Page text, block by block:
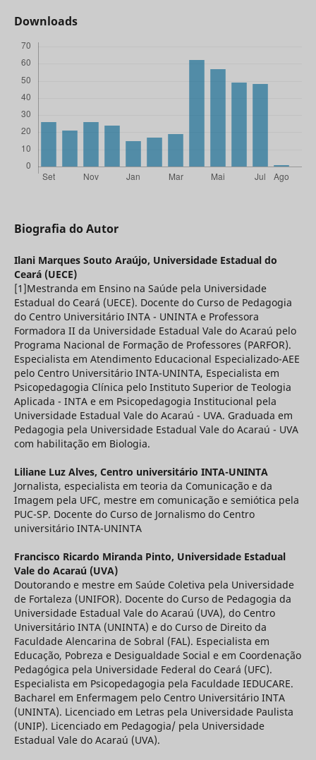
Downloads
Biografia do Autor
Ilani Marques Souto Araújo, Universidade Estadual do
Ceará (UECE)
[1]Mestranda em Ensino na Saúde pela Universidade
Estadual do Ceará (UECE). Docente do Curso de Pedagogia
do Centro Universitário INTA - UNINTA e Professora
Formadora II da Universidade Estadual Vale do Acaraú pelo
Programa Nacional de Formação de Professores (PARFOR).
Especialista em Atendimento Educacional Especializado-AEE
pelo Centro Universitário INTA-UNINTA, Especialista em
Psicopedagogia Clínica pelo Instituto Superior de Teologia
Aplicada - INTA e em Psicopedagogia Institucional pela
Universidade Estadual Vale do Acaraú - UVA. Graduada em
Pedagogia pela Universidade Estadual Vale do Acaraú - UVA
com habilitação em Biologia.
Liliane Luz Alves, Centro universitário INTA-UNINTA
Jornalista, especialista em teoria da Comunicação e da
Imagem pela UFC, mestre em comunicação e semiótica pela
PUC-SP. Docente do Curso de Jornalismo do Centro
universitário INTA-UNINTA
Francisco Ricardo Miranda Pinto, Universidade Estadual
Vale do Acaraú (UVA)
Doutorando e mestre em Saúde Coletiva pela Universidade
de Fortaleza (UNIFOR). Docente do Curso de Pedagogia da
Universidade Estadual Vale do Acaraú (UVA), do Centro
Universitário INTA (UNINTA) e do Curso de Direito da
Faculdade Alencarina de Sobral (FAL). Especialista em
Educação, Pobreza e Desigualdade Social e em Coordenação
Pedagógica pela Universidade Federal do Ceará (UFC).
Especialista em Psicopedagogia pela Faculdade IEDUCARE.
Bacharel em Enfermagem pelo Centro Universitário INTA
(UNINTA). Licenciado em Letras pela Universidade Paulista
(UNIP). Licenciado em Pedagogia/ pela Universidade
Estadual Vale do Acaraú (UVA).